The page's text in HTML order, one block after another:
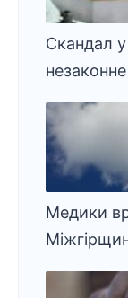
Скандал
Медики